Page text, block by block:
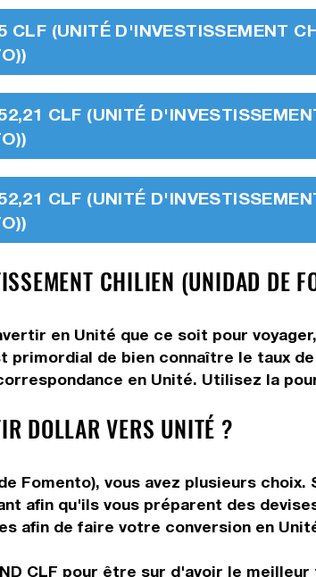
CLF (UNITÉ D'INVESTISSEMENT
CLF (UNITÉ
CLF (UNITÉ
CHILIEN (UNIDAD DE
en Unité que ce soit pour
de bien connaître le taux
en Unité. Utilisez la
DOLLAR VERS UNITÉ ?
Fomento), vous avez plusieurs choix.
afin qu'ils vous préparent des
afin de faire votre conversion en
CLF pour être sur d'avoir le